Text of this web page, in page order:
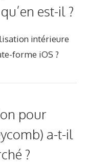
est-il ?
intérieure
forme iOS ?
pour
a-t-il
?